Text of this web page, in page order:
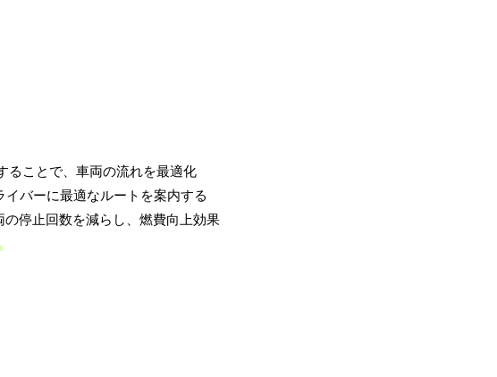
ることで、車両の流れを最適化
バーに最適なルートを案内する
停止回数を減らし、燃費向上効果